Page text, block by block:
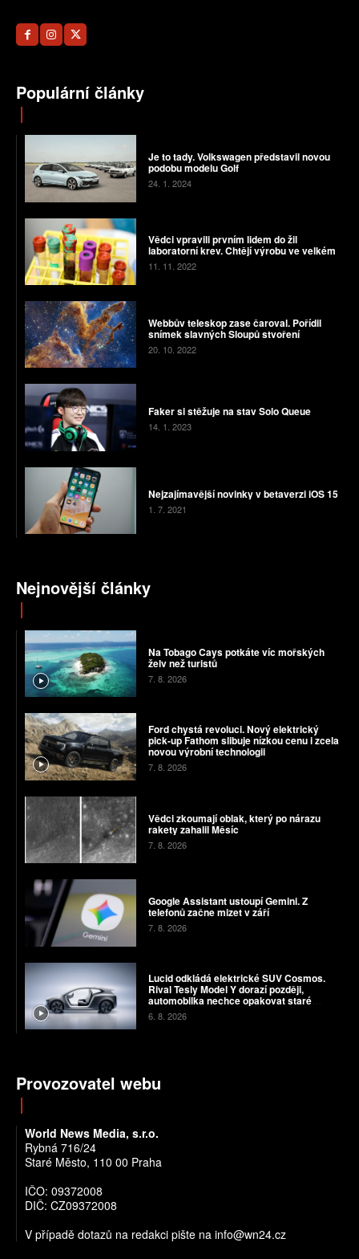
Populární články
Je to tady. Volkswagen představil novou
podobu modelu Golf
24. 1. 2024
Vědci vpravili prvním lidem do žil
laboratorní krev. Chtějí výrobu ve velkém
11. 11. 2022
Webbův teleskop zase čaroval. Pořídil
snímek slavných Sloupů stvoření
20. 10. 2022
Faker si stěžuje na stav Solo Queue
14. 1. 2023
Nejzajímavější novinky v betaverzi iOS 15
1. 7. 2021
Nejnovější články
Na Tobago Cays potkáte víc mořských
želv než turistů
7. 8. 2026
Ford chystá revoluci. Nový elektrický
pick-up Fathom slibuje nízkou cenu i zcela
novou výrobní technologii
7. 8. 2026
Vědci zkoumají oblak, který po nárazu
rakety zahalil Měsíc
7. 8. 2026
Google Assistant ustoupí Gemini. Z
telefonů začne mizet v září
7. 8. 2026
Lucid odkládá elektrické SUV Cosmos.
Rival Tesly Model Y dorazí později,
automobilka nechce opakovat staré
chyby
6. 8. 2026
Provozovatel webu
World News Media, s.r.o.
Rybná 716/24
Staré Město, 110 00 Praha
IČO: 09372008
DIČ: CZ09372008
V případě dotazů na redakci pište na info@wn24.cz